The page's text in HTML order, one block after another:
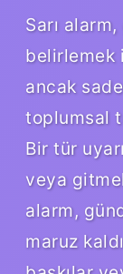
Sarı
belirlemek
ancak
toplumsal
Bir tür
veya
alarm,
maruz